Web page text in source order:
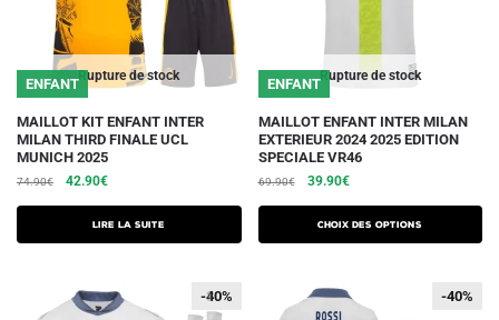
du
produit
Rupture de stock
ENFANT
MAILLOT KIT ENFANT INTER
MILAN THIRD FINALE UCL
MUNICH 2025
74.90€
Le
initial
était :
42.90€Le
actuel
est :
Lire la suite
Rupture de stock
ENFANT
MAILLOT ENFANT INTER MILAN
EXTERIEUR 2024 2025 EDITION
SPECIALE VR46
69.90€
Le
initial
était :
39.90€Le
actuel
est :
Choix des options
Ce
produit
a
plusieurs
variations.
peuvent
-30%
-40% -40%
-40%